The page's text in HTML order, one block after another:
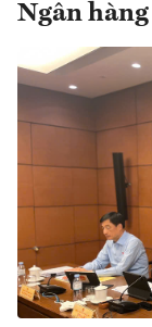
Ngân hàng